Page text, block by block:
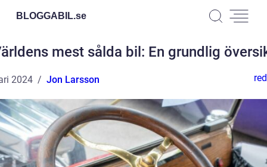
BLOGGABIL.se
mest sålda bil: En grundlig
2024 Jon Larsson